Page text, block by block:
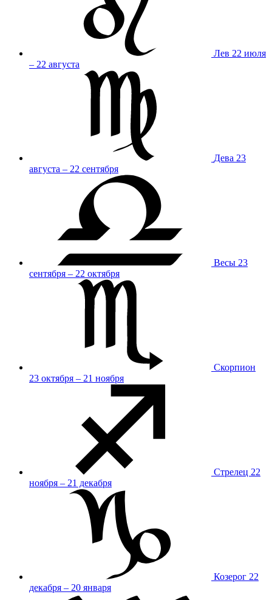
Лев 22 июля
– 22 августа
Дева 23
августа – 22 сентября
Весы 23
сентября – 22 октября
Скорпион
23 октября – 21 ноября
Стрелец 22
ноября – 21 декабря
Козерог 22
декабря – 20 января